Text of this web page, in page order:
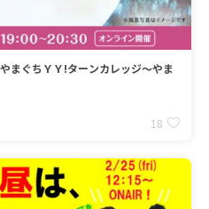
まぐちＹＹ!ターンカレッジ～やま
18